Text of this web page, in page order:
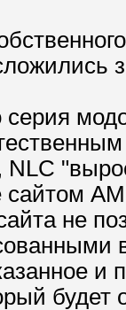
серия
NLC
сайтом
не
и